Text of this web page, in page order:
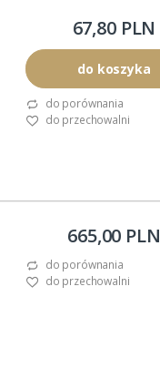
67,80 PLN
do koszyka
do porównania
do przechowalni
665,00 PLN
do porównania
do przechowalni